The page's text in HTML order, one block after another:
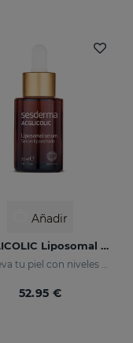
Añadir
ACGLICOLIC Liposomal Serum
Renueva tu piel con niveles de eficacia nunca antes alcanzados
52.95 €